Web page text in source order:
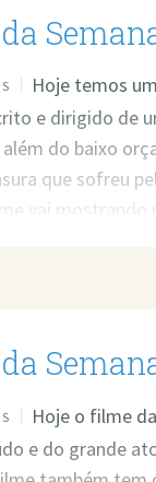
homem normal
Hoje temos
e dirigido de
além do baixo
que sofreu
vai
Hoje o filme
e do grande